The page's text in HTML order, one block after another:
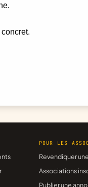
POUR LES
Revendiquer
Associations
Publier une